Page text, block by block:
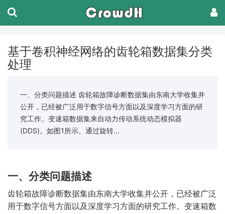
基于卷积神经网络的齿轮箱数据集分类
处理
一、分类问题描述 齿轮箱故障诊断数据集由东南大学收集并
公开，已经被广泛用于数字信号方面以及深度学习方面的研
究工作。变速箱数据集来自动力传动系统动态模拟器
(DDS)。如图1所示。通过旋转...
一、 分类问题描述
齿轮箱故障诊断数据集由东南大学收集并公开，已经被广泛
用于数字信号方面以及深度学习方面的研究工作。变速箱数